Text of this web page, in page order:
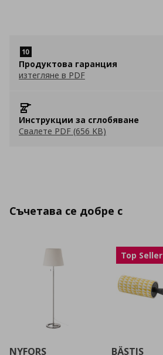
Продуктова гаранция
изтегляне в PDF
Инструкции за сглобяване
Свалете PDF (656 KB)
Съчетава се добре с
NYFORS
Top Seller
BÄSTIS